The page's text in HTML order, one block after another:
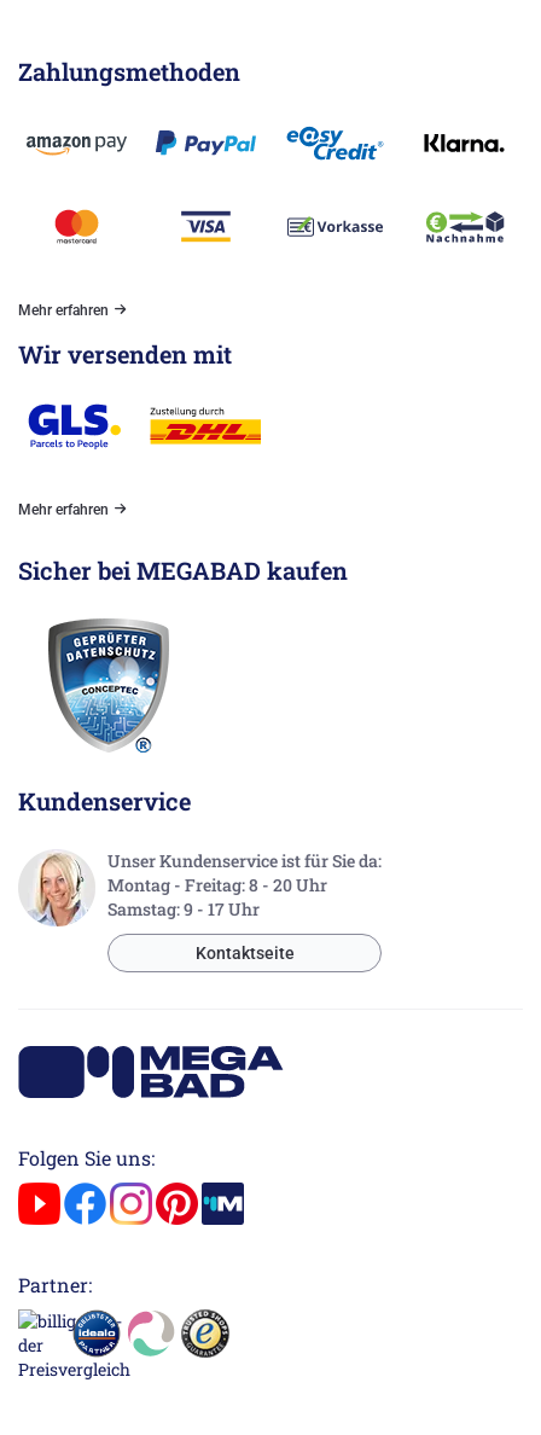
Zahlungsmethoden
Mehr erfahren
Wir versenden mit
Mehr erfahren
Sicher bei MEGABAD kaufen
Kundenservice
Unser Kundenservice ist für Sie da:
Montag - Freitag: 8 - 20 Uhr
Samstag: 9 - 17 Uhr
Kontaktseite
Folgen Sie uns:
Partner: